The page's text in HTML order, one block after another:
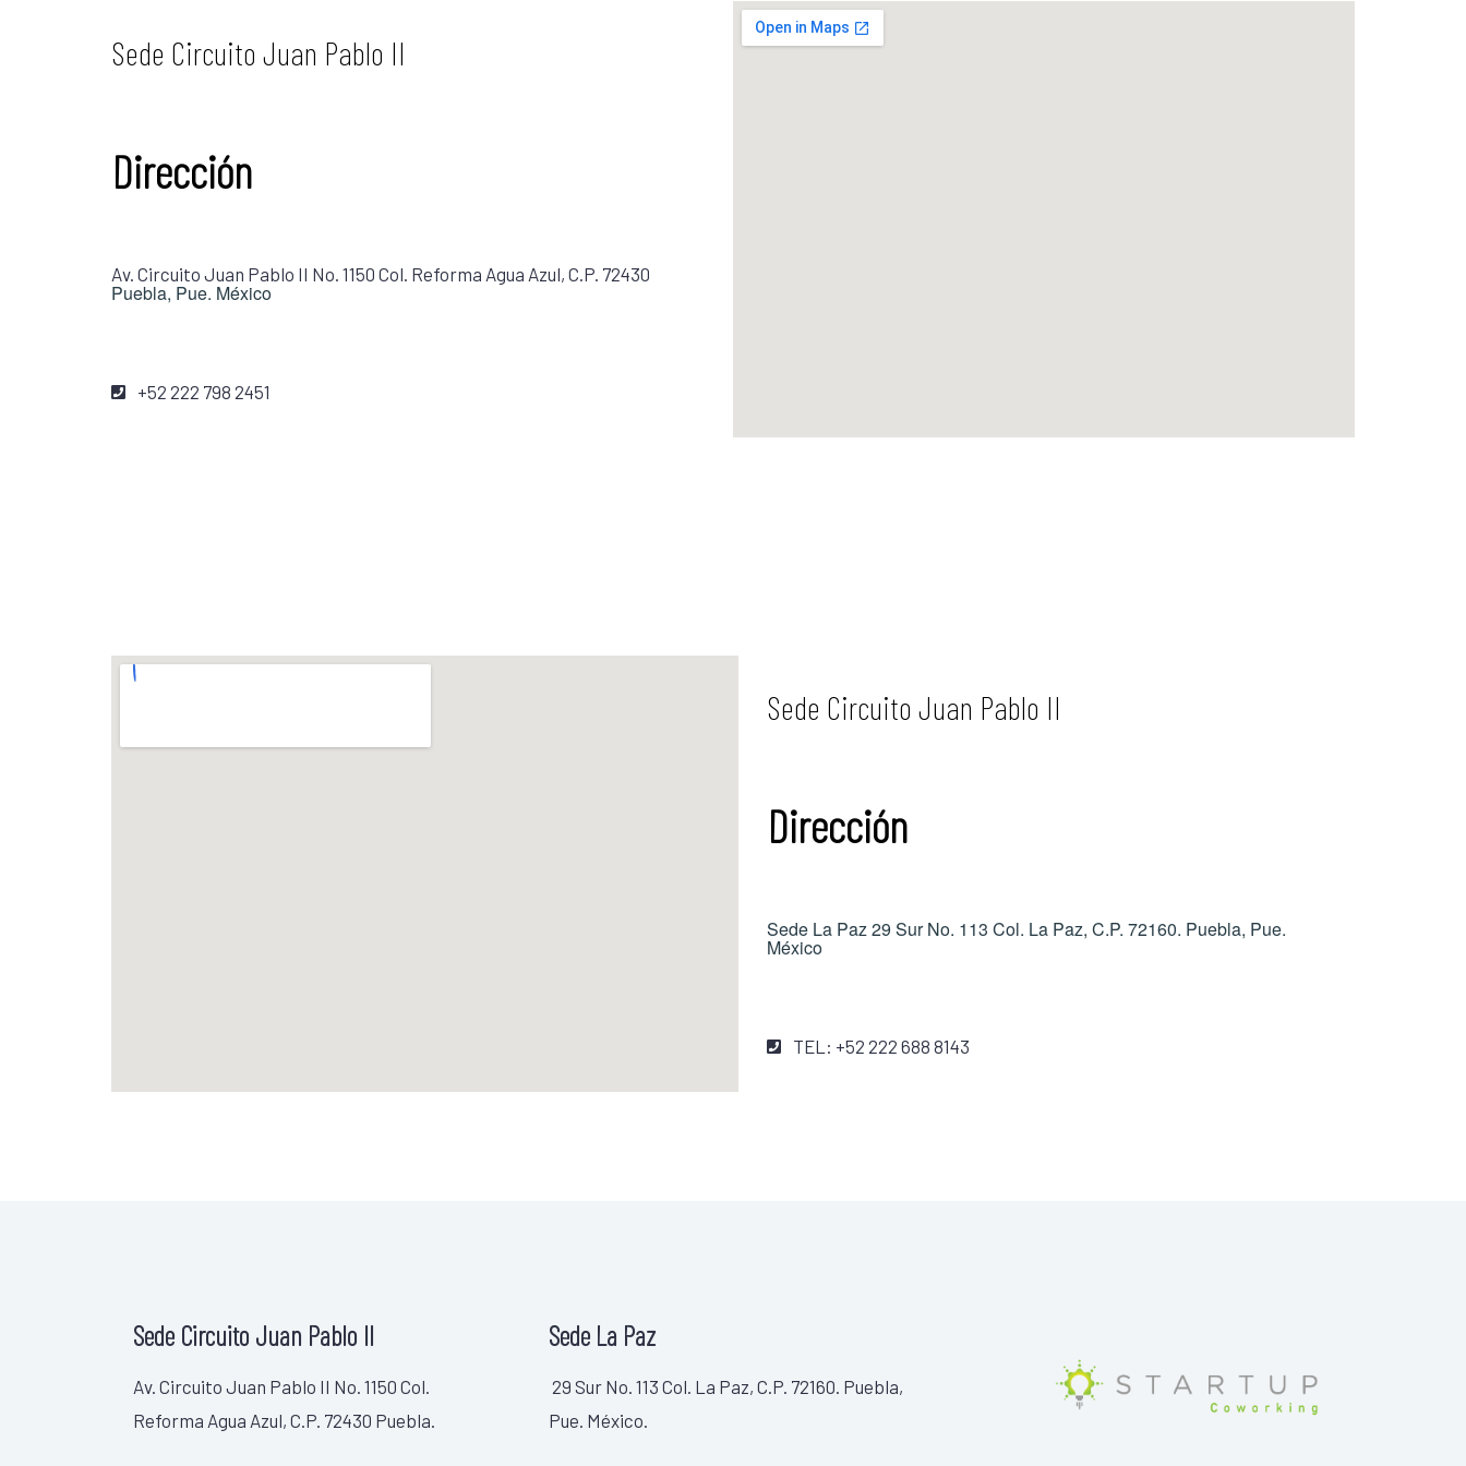
Sede Circuito Juan Pablo II
Dirección
Av. Circuito Juan Pablo II No. 1150 Col. Reforma Agua Azul, C.P. 72430
Puebla, Pue. México
+52 222 798 2451
Sede Circuito Juan Pablo II
Dirección
Sede La Paz29 Sur No. 113 Col. La Paz, C.P. 72160. Puebla, Pue.
México
TEL: +52 222 688 8143
Sede Circuito Juan Pablo II
Av. Circuito Juan Pablo II No. 1150 Col.
Reforma Agua Azul, C.P. 72430 Puebla.
Sede La Paz
29 Sur No. 113 Col. La Paz, C.P. 72160. Puebla,
Pue. México.